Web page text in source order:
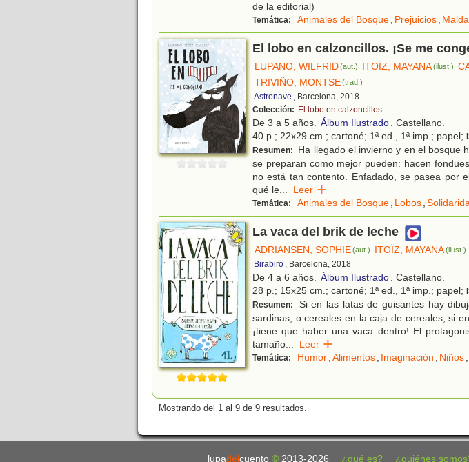
de la editorial)
Temática: Animales del Bosque, Prejuicios,
El lobo en calzoncillos. ¡Se me
LUPANO, WILFRID(aut.) ITOÏZ, MAYANA(ilust.)
TRIVIÑO, MONTSE(trad.)
Astronave , Barcelona, 2018
Colección: El lobo en calzoncillos
De 3 a 5 años. Álbum Ilustrado. Castellano.
40 p.; 22x29 cm.; cartoné; 1ª ed., 1ª imp.; papel;
Resumen:
Ha llegado el invierno y en el bosque
se preparan como mejor pueden: hacen
no está tan contento. Enfadado, se pasea por
qué le... Leer
Temática: Animales del Bosque, Lobos,
La vaca del brik de leche
ADRIANSEN, SOPHIE(aut.) ITOÏZ, MAYANA(ilust.)
Birabiro , Barcelona, 2018
De 4 a 6 años. Álbum Ilustrado. Castellano.
28 p.; 15x25 cm.; cartoné; 1ª ed., 1ª imp.; papel;
Resumen:
Si en las latas de guisantes hay
sardinas, o cereales en la caja de cereales, si
¡tiene que haber una vaca dentro! El
tamaño... Leer
Temática: Humor,Alimentos, Imaginación , Niños,
Mostrando del 1 al 9 de 9 resultados.
lupadel cuento © 2013-2026 ¿qué es? ¿quiénes